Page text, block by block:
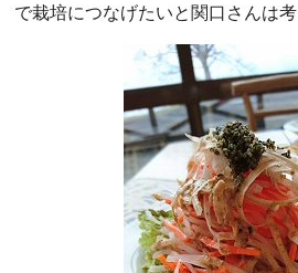
で栽培につなげたいと関口さんは考